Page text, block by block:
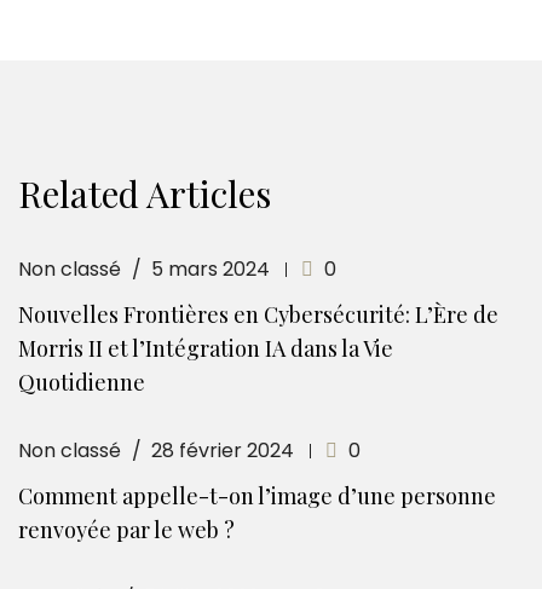
Related Articles
Non classé 5 mars 2024 0
Nouvelles Frontières en Cybersécurité: L’Ère de
Morris II et l’Intégration IA dans la Vie
Quotidienne
Non classé 28 février 2024 0
Comment appelle-t-on l’image d’une personne
renvoyée par le web ?